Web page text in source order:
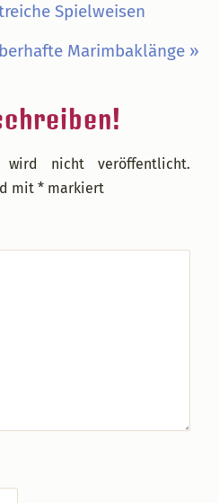
Spielweisen
Marimbaklänge »
wird nicht veröffentlicht.
mit* markiert